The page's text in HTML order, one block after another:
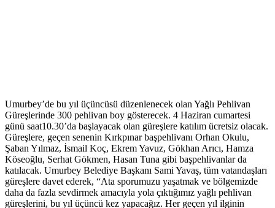
Umurbey’de bu yıl üçüncüsü düzenlenecek olan Yağlı Pehlivan
Güreşlerinde 300 pehlivan boy gösterecek. 4 Haziran cumartesi
günü saat10.30’da başlayacak olan güreşlere katılım ücretsiz olacak.
Güreşlere, geçen senenin Kırkpınar başpehlivanı Orhan Okulu,
Şaban Yılmaz, İsmail Koç, Ekrem Yavuz, Gökhan Arıcı, Hamza
Köseoğlu, Serhat Gökmen, Hasan Tuna gibi başpehlivanlar da
katılacak. Umurbey Belediye Başkanı Sami Yavaş, tüm vatandaşları
güreşlere davet ederek, “Ata sporumuzu yaşatmak ve bölgemizde
daha da fazla sevdirmek amacıyla yola çıktığımız yağlı pehlivan
güreşlerini, bu yıl üçüncü kez yapacağız. Her geçen yıl ilginin